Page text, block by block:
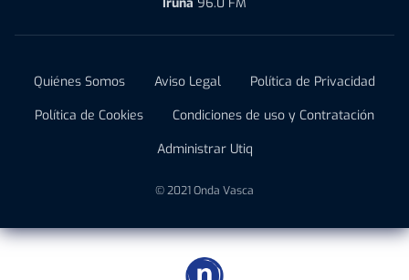
Quiénes Somos Aviso Legal
Política de Privacidad
Política de Cookies
Condiciones de uso y Contratación
Administrar Utiq
© 2021 Onda Vasca